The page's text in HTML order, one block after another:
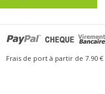
de port à partir de 7.90 €